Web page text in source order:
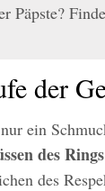
Päpste?
der
ein
des Rings
des